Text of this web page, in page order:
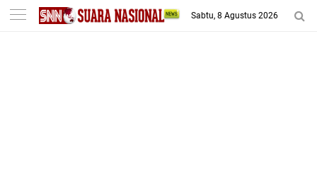
-->
Sabtu, 8 Agustus 2026